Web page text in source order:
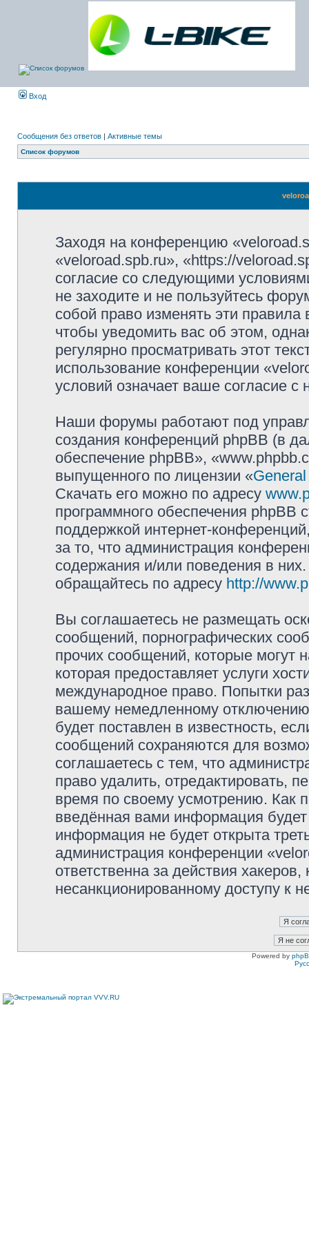
Вход
Сообщения без ответов | Активные темы
Список форумов
Заходя на конференцию
«veloroad.spb.ru», «https://
согласие со следующими
не заходите и не пользуйтесь
собой право изменять эти
чтобы уведомить вас об этом,
регулярно просматривать этот
использование конференции
условий означает ваше согласие с
Наши форумы работают под
создания конференций phpBB (в
обеспечение phpBB»,
выпущенного по лицензии «
Скачать его можно по адресу
программного обеспечения phpBB
поддержкой интернет-
за то, что администрация
содержания и/или поведения в
обращайтесь по адресу http://
Вы соглашаетесь не размещать
сообщений, порнографических
прочих сообщений, которые могут
которая предоставляет услуги
международное право. Попытки
вашему немедленному
будет поставлен в известность,
сообщений сохраняются для
соглашаетесь с тем, что
право удалить, отредактировать,
время по своему усмотрению. Как
введённая вами информация
информация не будет открыта
администрация конференции
ответственна за действия
несанкционированному доступу к
Powered by